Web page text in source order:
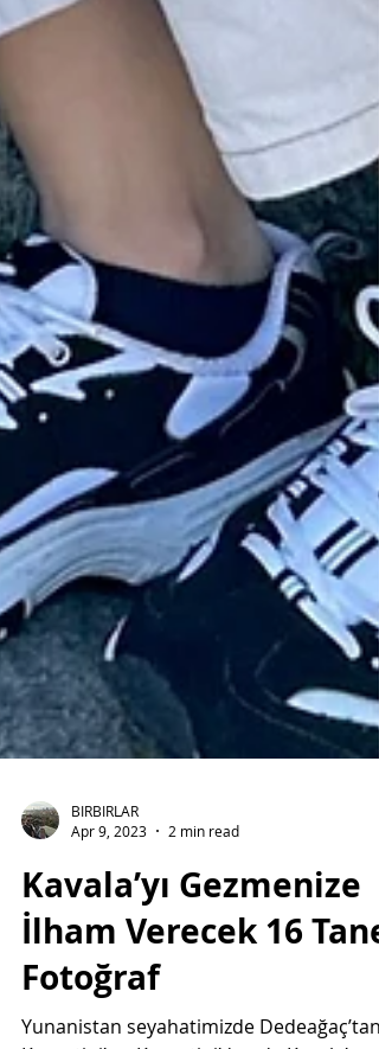
Apr 9, 2023
2 min read
Kavala’yı Gezmenize
İlham Verecek 16 Tane
Fotoğraf